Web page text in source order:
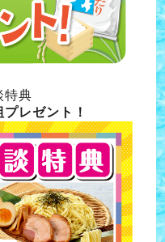
特典
レゼント！